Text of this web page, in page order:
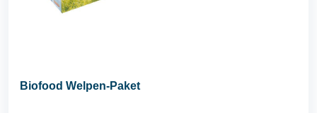
Biofood Welpen-Paket